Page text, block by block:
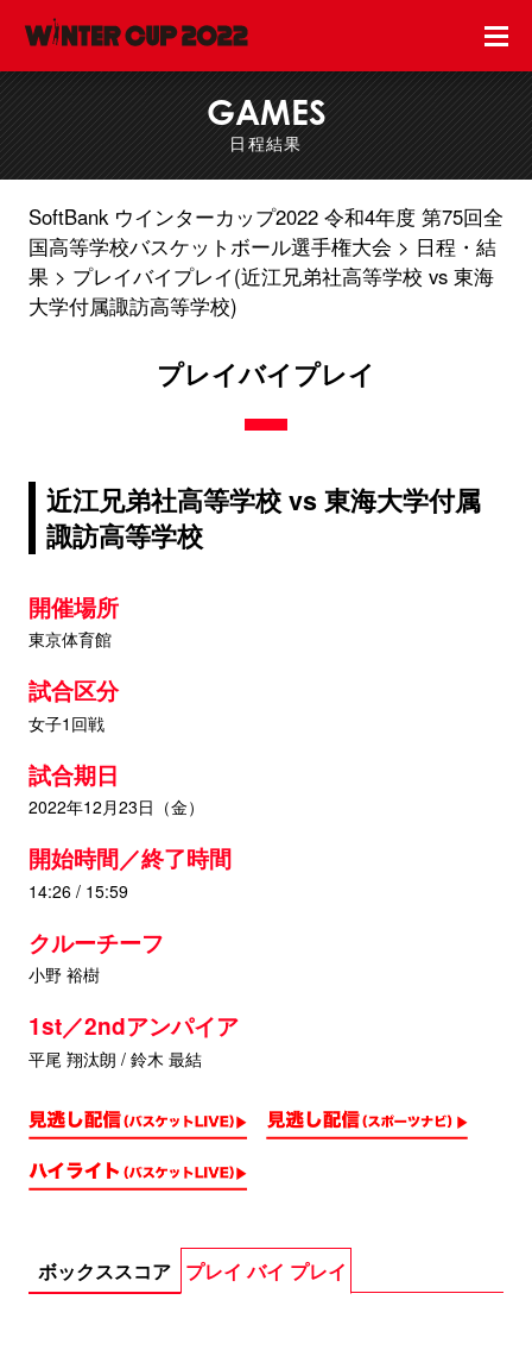
GAMES
日程結果
SoftBank ウインターカップ2022 令和4年度 第75回全
国高等学校バスケットボール選手権大会
日程・結
果
プレイバイプレイ(近江兄弟社高等学校 vs 東海
大学付属諏訪高等学校)
プレイバイプレイ
近江兄弟社高等学校 vs 東海大学付属
諏訪高等学校
開催場所
東京体育館
試合区分
女子1回戦
試合期日
2022年12月23日（金）
開始時間／終了時間
14:26 / 15:59
クルーチーフ
小野 裕樹
1st／2ndアンパイア
平尾 翔汰朗 / 鈴木 最結
ボックススコア プレイ バイ プレイ